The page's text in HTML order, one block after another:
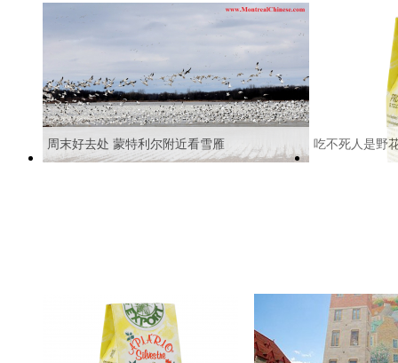
周末好去处 蒙特利尔附近看雪雁 吃不死人是野